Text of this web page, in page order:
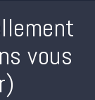
vous